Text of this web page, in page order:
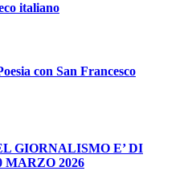
italiano
con San Francesco
GIORNALISMO E’ DI
2026